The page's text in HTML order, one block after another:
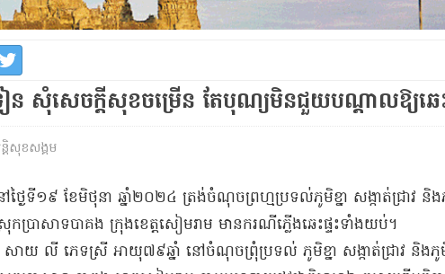
សុំ​សេចក្តីសុខ​ចម្រើន តែ​បុណ្យ​មិន​ជួយ​បណ្តាលឱ្យ​ឆេះ​
សុខសង្គម
ថ្ងៃទី​១៩ ខែមិថុនា ឆ្នាំ​២០២៤ ត្រង់ចំណុច​ព្រហ្ម​ប្រទល់​ភូមិ​ខ្នា សង្កាត់​ជ្រាវ និ
ប្រាសាទបាគង ក្រុង​ខេត្ត​សៀម​រាម មាន​ករណី​ភ្លើង​ឆេះ​ផ្ទះ​ទាំងយប់​។​
ះ សាយ លី ភេទ​ស្រី អាយុ​៧៩​ឆ្នាំ នៅ​ចំណុច​ព្រុំប្រទល់ ភូមិ​ខ្នា សង្កាត់​ជ្រាវ និង​